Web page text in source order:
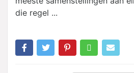
die regel ...